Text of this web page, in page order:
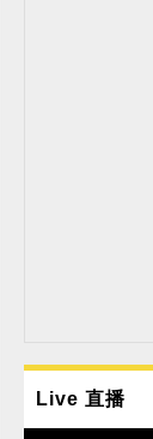
Live 直播